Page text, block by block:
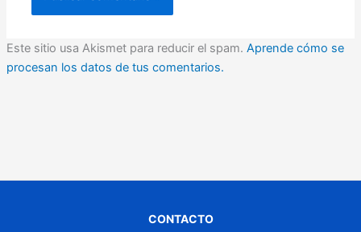
Este sitio usa Akismet para reducir el spam. Aprende cómo se
procesan los datos de tus comentarios.
CONTACTO